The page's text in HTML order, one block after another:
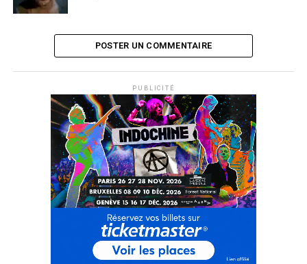
POSTER UN COMMENTAIRE
PUBLICITÉ